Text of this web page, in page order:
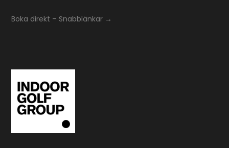
Boka direkt – Snabblänkar →